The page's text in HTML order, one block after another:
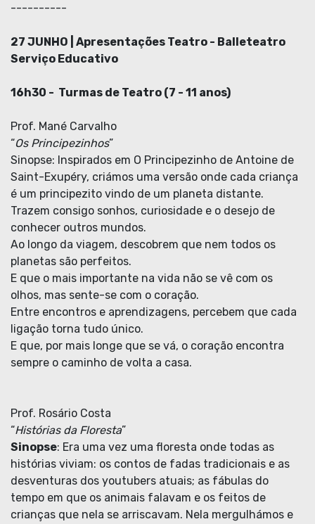
----------
27 JUNHO | Apresentações Teatro - Balleteatro
Serviço Educativo
16h30 - Turmas de Teatro (7 - 11 anos)
Prof. Mané Carvalho
“Os Principezinhos”
Sinopse: Inspirados em O Principezinho de Antoine de
Saint-Exupéry, criámos uma versão onde cada criança
é um principezito vindo de um planeta distante.
Trazem consigo sonhos, curiosidade e o desejo de
conhecer outros mundos.
Ao longo da viagem, descobrem que nem todos os
planetas são perfeitos.
E que o mais importante na vida não se vê com os
olhos, mas sente-se com o coração.
Entre encontros e aprendizagens, percebem que cada
ligação torna tudo único.
E que, por mais longe que se vá, o coração encontra
sempre o caminho de volta a casa.
Prof. Rosário Costa
“Histórias da Floresta”
Sinopse: Era uma vez uma floresta onde todas as
histórias viviam: os contos de fadas tradicionais e as
desventuras dos youtubers atuais; as fábulas do
tempo em que os animais falavam e os feitos de
crianças que nela se arriscavam. Nela mergulhámos e